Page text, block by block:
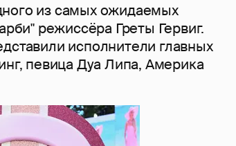
из самых ожидаемых
режиссёра Греты Гервиг.
исполнители главных
певица Дуа Липа, Америка